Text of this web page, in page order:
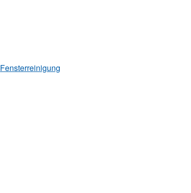
Fensterreinigung